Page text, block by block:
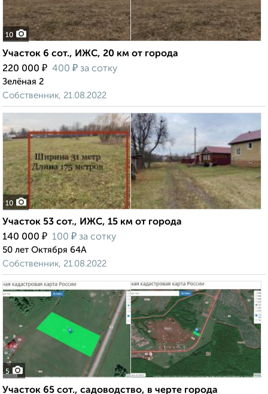
10
Участок 6 сот., ИЖС, 20 км от города
220 000 ₽ 400 ₽ за сотку
Зелёная 2
Собственник, 21.08.2022
10
Участок 53 сот., ИЖС, 15 км от города
140 000 ₽ 100 ₽ за сотку
50 лет Октября 64А
Собственник, 21.08.2022
5
Участок 65 сот., садоводство, в черте города